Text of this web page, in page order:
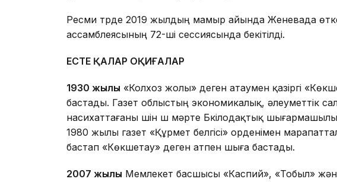
Ресми түрде 2019 жылдың мамыр айында Женевада
ассамблеясының 72-ші сессиясында бекітілді.
ЕСТЕ ҚАЛАР ОҚИҒАЛАР
1930 жылы «Колхоз жолы» деген атаумен қазіргі
бастады. Газет облыстың экономикалық, әлеуметтік
насихаттағаны үшін үш мәрте Бүкілодақтық
1980 жылы газет «Құрмет белгісі» орденімен
бастап «Көкшетау» деген атпен шыға бастады.
2007 жылы Мемлекет басшысы «Каспий», «Тобыл» және